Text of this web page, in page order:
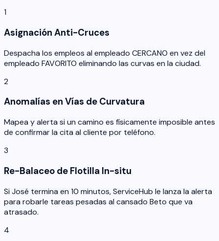
1
Asignación Anti-Cruces
Despacha los empleos al empleado CERCANO en vez del
empleado FAVORITO eliminando las curvas en la ciudad.
2
Anomalías en Vías de Curvatura
Mapea y alerta si un camino es físicamente imposible antes
de confirmar la cita al cliente por teléfono.
3
Re-Balaceo de Flotilla In-situ
Si José termina en 10 minutos, ServiceHub le lanza la alerta
para robarle tareas pesadas al cansado Beto que va
atrasado.
4